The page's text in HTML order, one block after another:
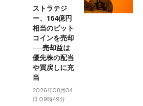
ストラテジ
ー、164億円
相当のビット
コインを売却
──売却益は
優先株の配当
や買戻しに充
当
2026年08月04
日 09時49分